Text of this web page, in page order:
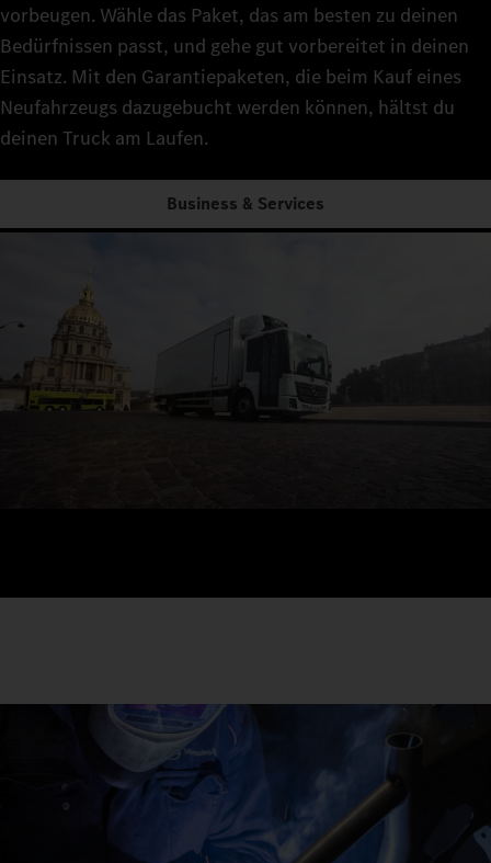
vorbeugen. Wähle das Paket, das am besten zu deinen
Bedürfnissen passt, und gehe gut vorbereitet in deinen
Einsatz. Mit den Garantiepaketen, die beim Kauf eines
Neufahrzeugs dazugebucht werden können, hältst du
deinen Truck am Laufen.
Business & Services